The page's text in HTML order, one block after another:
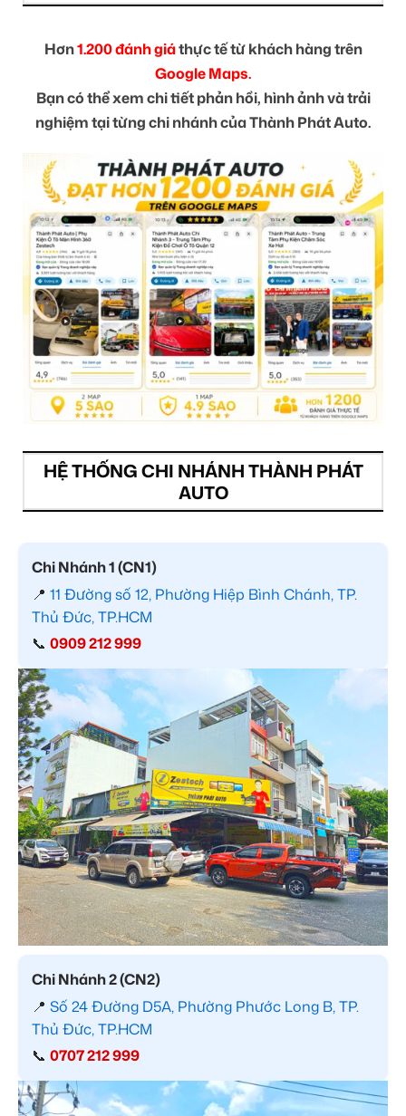
Hơn1.200 đánh giáthực tế từ khách hàng trên
Google Maps.
Bạn có thể xem chi tiết phản hồi, hình ảnh và trải
nghiệm tại từng chi nhánh của Thành Phát Auto.
HỆ THỐNG CHI NHÁNH THÀNH PHÁT
AUTO
Chi Nhánh 1 (CN1)
📍 11 Đường số 12, Phường Hiệp Bình Chánh, TP.
Thủ Đức, TP.HCM
📞 0909 212 999
Chi Nhánh 2 (CN2)
📍 Số 24 Đường D5A, Phường Phước Long B, TP.
Thủ Đức, TP.HCM
📞 0707 212 999